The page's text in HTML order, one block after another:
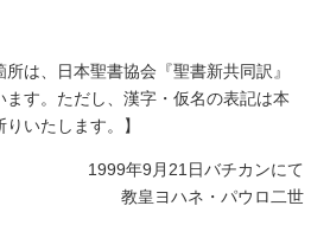
所は、日本聖書協会『聖書新共同訳』
す。ただし、漢字・仮名の表記は本
いたします。】
1999年9月21日バチカンにて
教皇ヨハネ・パウロ二世